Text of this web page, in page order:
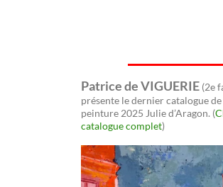
Patrice de VIGUERIE (2e
présente le dernier catalogue
peinture 2025 Julie d’Aragon. (
catalogue complet)